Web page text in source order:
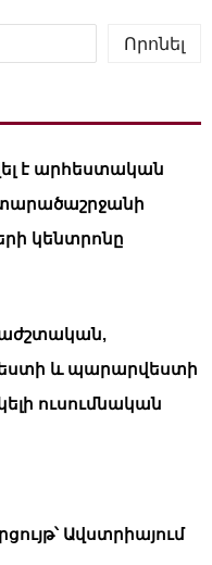
Որոնել
է արհեստական
կենտրոնը
և պարարվեստի
ուսումնական
Ավստրիայում